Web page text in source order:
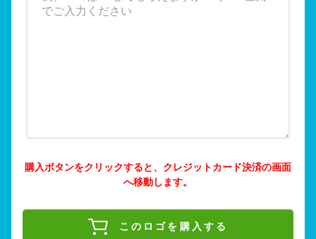
購入ボタンをクリックすると、クレジットカード決済の画面
へ移動します。
このロゴを購入する